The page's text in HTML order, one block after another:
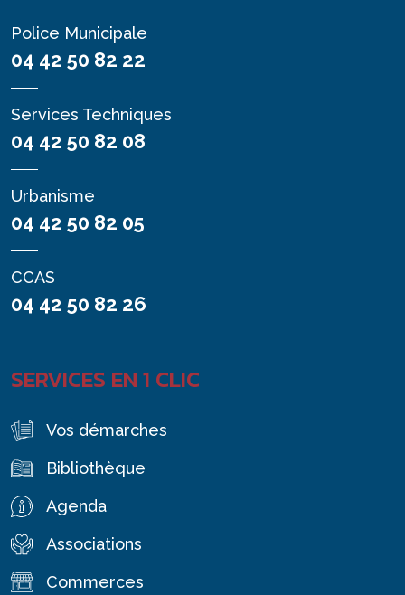
Police Municipale
04 42 50 82 22
Services Techniques
04 42 50 82 08
Urbanisme
04 42 50 82 05
CCAS
04 42 50 82 26
SERVICES EN 1 CLIC
Vos démarches
Bibliothèque
Agenda
Associations
Commerces